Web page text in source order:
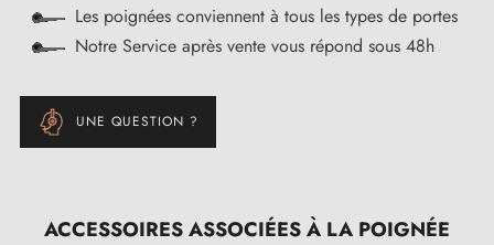
Les poignées conviennent à tous les types de portes
Notre Service après vente vous répond sous 48h
UNE QUESTION ?
ACCESSOIRES ASSOCIÉES À LA POIGNÉE